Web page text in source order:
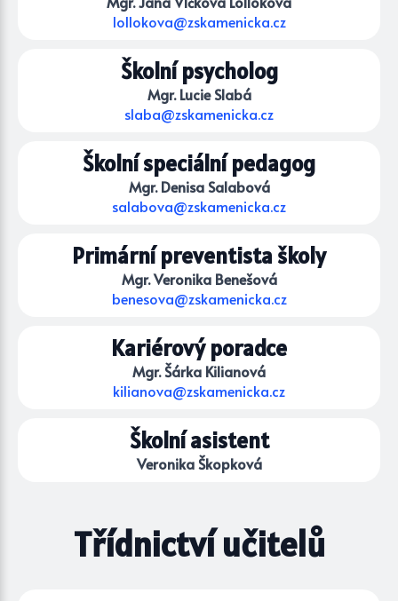
lollokova@zskamenicka.cz
Školní psycholog
Mgr. Lucie Slabá
slaba@zskamenicka.cz
Školní speciální pedagog
Mgr. Denisa Salabová
salabova@zskamenicka.cz
Primární preventista školy
Mgr. Veronika Benešová
benesova@zskamenicka.cz
Kariérový poradce
Mgr. Šárka Kilianová
kilianova@zskamenicka.cz
Školní asistent
Veronika Škopková
Třídnictví učitelů